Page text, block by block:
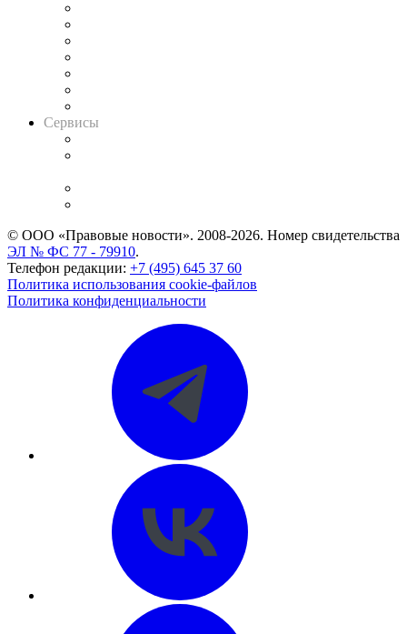
Сервисы
© ООО «Правовые новости». 2008-2026. Номер свидетельства
ЭЛ № ФС 77 - 79910.
Телефон редакции: +7 (495) 645 37 60
Политика использования cookie-файлов
Политика конфиденциальности